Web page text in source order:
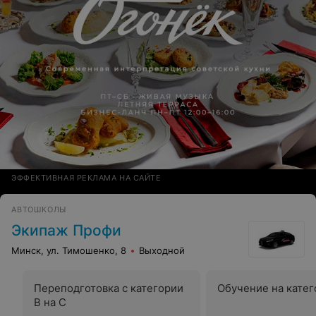
ЭФФЕКТИВНАЯ РЕКЛАМА НА САЙТЕ
АВТОШКОЛЫ
Экипаж Профи
Минск, ул. Тимошенко, 8 Выходной
Переподготовка с категории
В на С
Обучение на